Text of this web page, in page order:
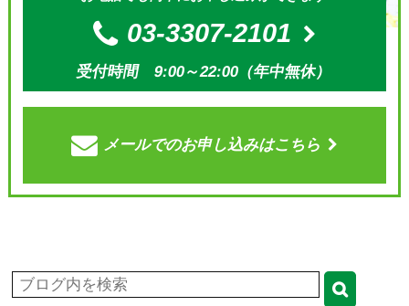
03-3307-2101
受付時間 9:00～22:00（年中無休）
メールでのお申し込みはこちら